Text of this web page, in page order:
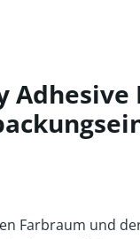
Farbraum und